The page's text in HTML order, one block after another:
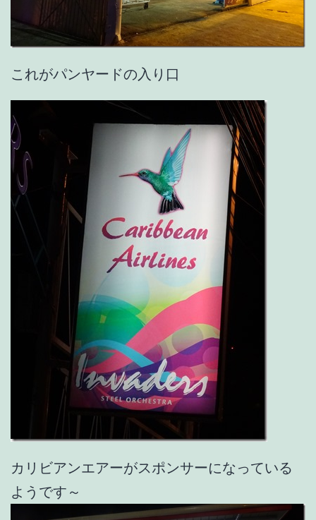
これがパンヤードの入り口
カリビアンエアーがスポンサーになっている
ようです～